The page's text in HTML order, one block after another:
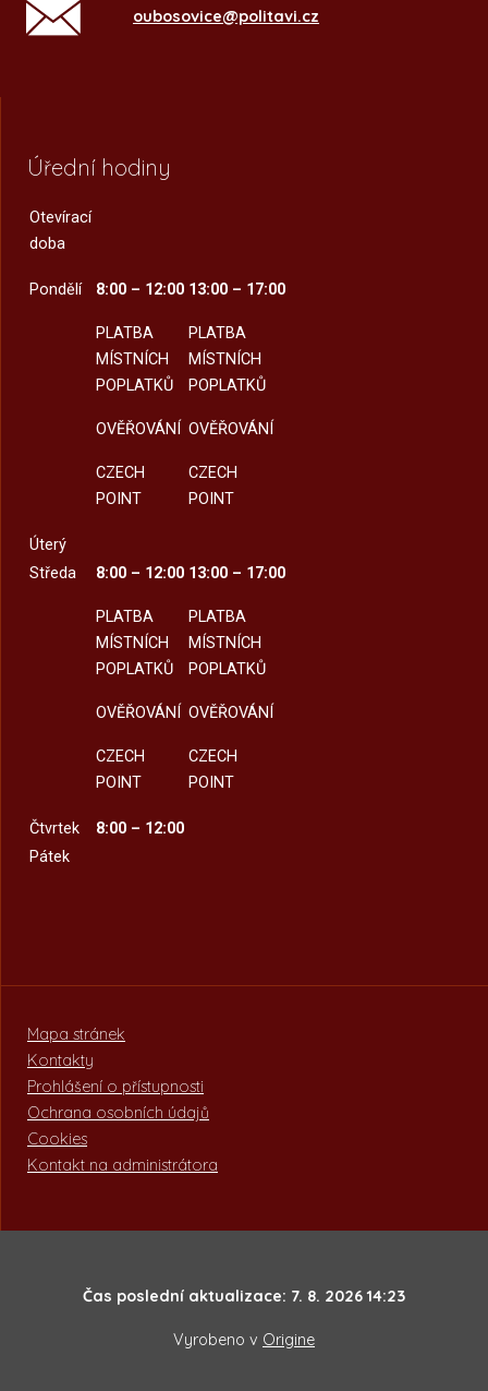
oubosovice@politavi.cz
Úřední hodiny
Otevírací
doba
Pondělí 8:00 – 12:00
PLATBA
MÍSTNÍCH
POPLATKŮ
OVĚŘOVÁNÍ
CZECH
POINT
13:00 – 17:00
PLATBA
MÍSTNÍCH
POPLATKŮ
OVĚŘOVÁNÍ
CZECH
POINT
Úterý
Středa
8:00 – 12:00
PLATBA
MÍSTNÍCH
POPLATKŮ
OVĚŘOVÁNÍ
CZECH
POINT
13:00 – 17:00
PLATBA
MÍSTNÍCH
POPLATKŮ
OVĚŘOVÁNÍ
CZECH
POINT
Čtvrtek
8:00 – 12:00
Pátek
Mapa stránek
Kontakty
Prohlášení o přístupnosti
Ochrana osobních údajů
Cookies
Kontakt na administrátora
Čas poslední aktualizace: 7. 8. 2026 14:23
Vyrobeno v Origine